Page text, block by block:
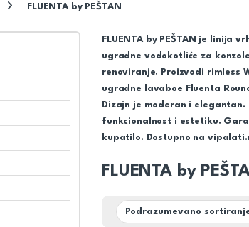
FLUENTA by PEŠTAN
FLUENTA by PEŠTAN je linija
ugradne vodokotliće za
renoviranje. Proizvodi rimless
ugradne lavaboe Fluenta
Dizajn je moderan i
funkcionalnost i estetiku.
kupatilo. Dostupno na
FLUENTA by